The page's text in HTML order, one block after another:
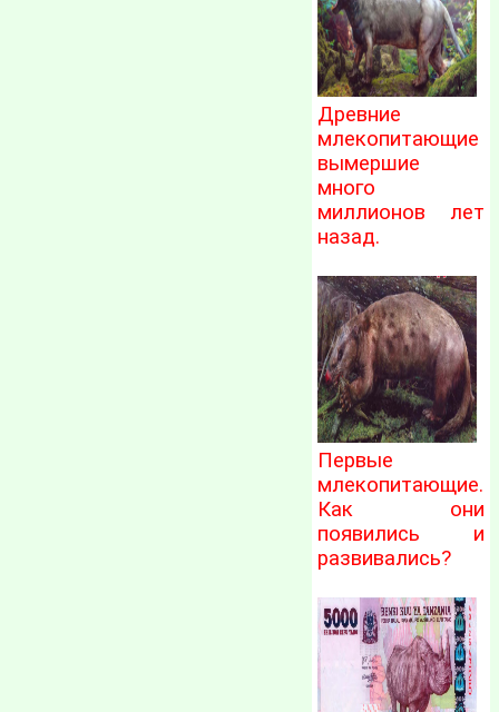
Древние
млекопитающие
вымершие
много
миллионов лет
назад.
Первые
млекопитающие.
Как они
появились и
развивались?